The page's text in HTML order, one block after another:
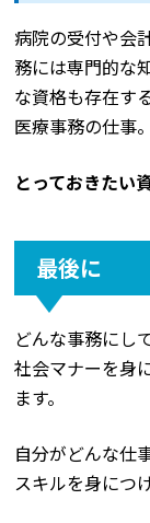
病院の受付や会
務には専門的な
な資格も存在す
医療事務の仕事。
とっておきたい
最後に
どんな事務にし
社会マナーを身
ます。
自分がどんな仕
スキルを身につ